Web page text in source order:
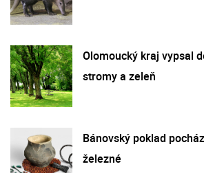
Olomoucký kraj vypsal
stromy a zeleň
Bánovský poklad
železné